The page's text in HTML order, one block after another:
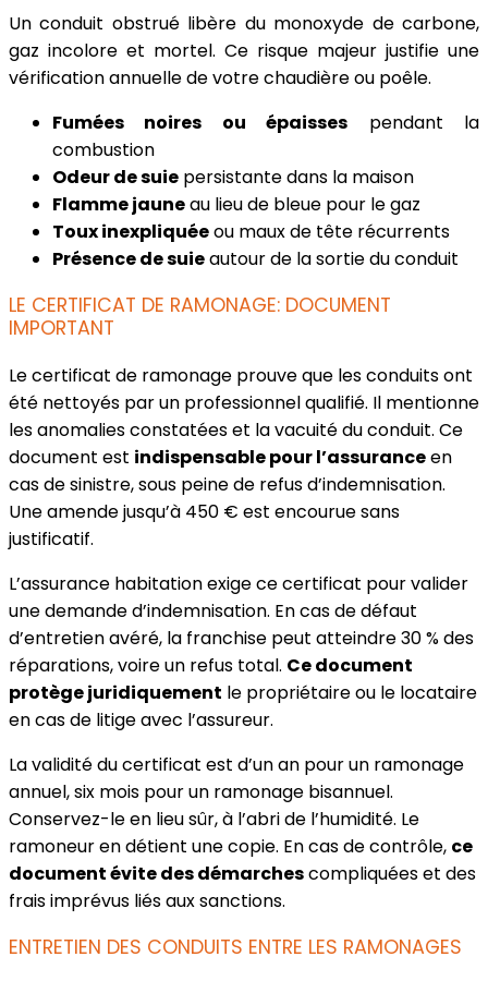
Un conduit obstrué libère du monoxyde de carbone,
gaz incolore et mortel. Ce risque majeur justifie une
vérification annuelle de votre chaudière ou poêle.
Fumées noires ou épaisses pendant la
combustion
Odeur de suie persistante dans la maison
Flamme jauneau lieu de bleue pour le gaz
Toux inexpliquéeou maux de tête récurrents
Présence de suieautour de la sortie du conduit
LE CERTIFICAT DE RAMONAGE: DOCUMENT
IMPORTANT
Le certificat de ramonage prouve que les conduits ont
été nettoyés par un professionnel qualifié. Il mentionne
les anomalies constatées et la vacuité du conduit. Ce
document est indispensable pour l’assuranceen
cas de sinistre, sous peine de refus d’indemnisation.
Une amende jusqu’à 450 € est encourue sans
justificatif.
L’assurance habitation exige ce certificat pour valider
une demande d’indemnisation. En cas de défaut
d’entretien avéré, la franchise peut atteindre 30 % des
réparations, voire un refus total. Ce document
protège juridiquement le propriétaire ou le locataire
en cas de litige avec l’assureur.
La validité du certificat est d’un an pour un ramonage
annuel, six mois pour un ramonage bisannuel.
Conservez-le en lieu sûr, à l’abri de l’humidité. Le
ramoneur en détient une copie. En cas de contrôle, ce
document évite des démarchescompliquées et des
frais imprévus liés aux sanctions.
ENTRETIEN DES CONDUITS ENTRE LES RAMONAGES